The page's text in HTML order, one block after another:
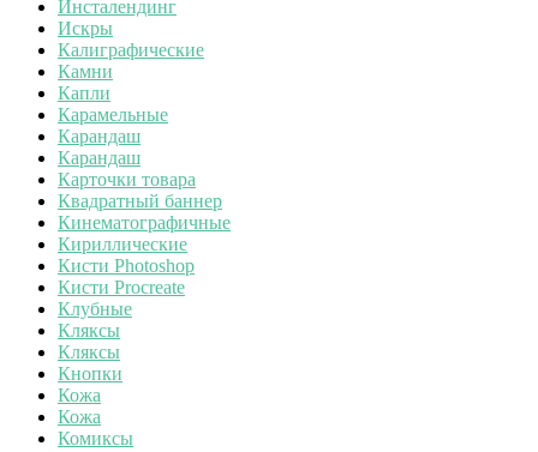
Инсталендинг
Искры
Калиграфические
Камни
Капли
Карамельные
Карандаш
Карандаш
Карточки товара
Квадратный баннер
Кинематографичные
Кириллические
Кисти Photoshop
Кисти Procreate
Клубные
Кляксы
Кляксы
Кнопки
Кожа
Кожа
Комиксы